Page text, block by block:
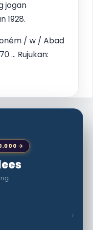
jogan
1928.
/ w / Abad
... Rujukan:
→
›